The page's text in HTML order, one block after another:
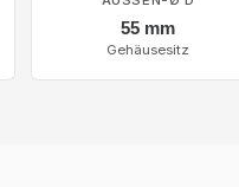
55 mm
Gehäusesitz